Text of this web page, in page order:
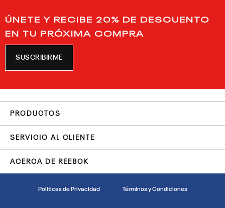
ÚNETE Y RECIBE 20% DE DESCUENTO
EN TU PRÓXIMA COMPRA
SUSCRIBIRME
PRODUCTOS
SERVICIO AL CLIENTE
ACERCA DE REEBOK
Politicas de Privacidad Términos y Condiciones